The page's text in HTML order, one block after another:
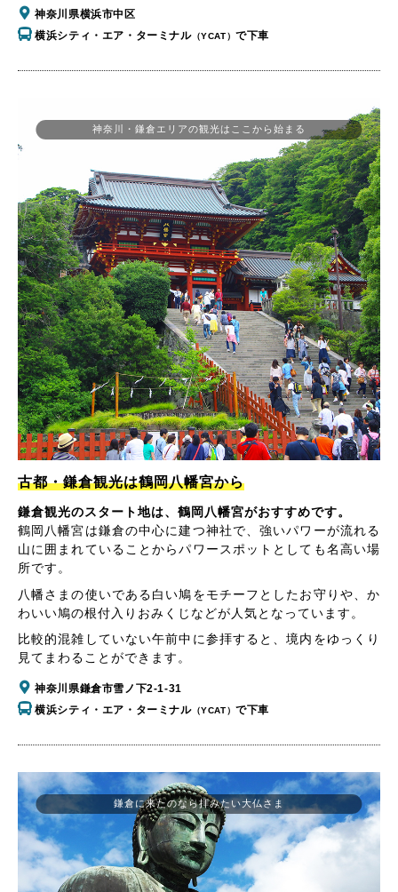
神奈川県横浜市中区
横浜シティ・エア・ターミナル（YCAT）で下車
神奈川・鎌倉エリアの観光はここから始まる
古都・鎌倉観光は鶴岡八幡宮から
鎌倉観光のスタート地は、鶴岡八幡宮がおすすめです。
鶴岡八幡宮は鎌倉の中心に建つ神社で、強いパワーが流れる
山に囲まれていることからパワースポットとしても名高い場
所です。
八幡さまの使いである白い鳩をモチーフとしたお守りや、か
わいい鳩の根付入りおみくじなどが人気となっています。
比較的混雑していない午前中に参拝すると、境内をゆっくり
見てまわることができます。
神奈川県鎌倉市雪ノ下2-1-31
横浜シティ・エア・ターミナル（YCAT）で下車
鎌倉に来たのなら拝みたい大仏さま